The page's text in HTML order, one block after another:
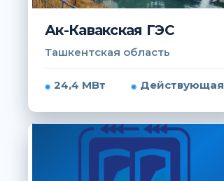
Ак-Кавакская ГЭС
Ташкентская область
24,4 МВт Действующая